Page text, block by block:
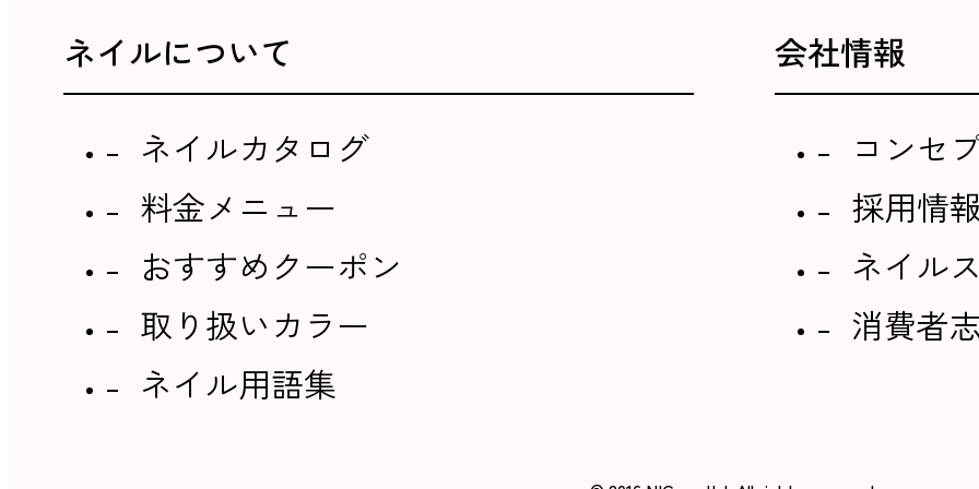
ネイルについて
ネイルカタログ
料金メニュー
おすすめクーポン
取り扱いカラー
ネイル用語集
会社情報
コンセ
採用情
ネイル
消費者